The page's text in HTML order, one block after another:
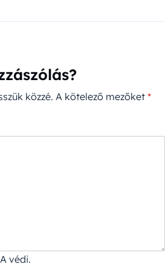
közzé. A kötelező mezőket *
védi.